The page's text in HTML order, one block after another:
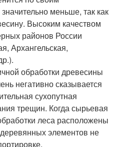
меньше, так как
Высоким качеством
районов России
Архангельская,
обработки древесины
негативно сказывается
сухопутная
трещин. Когда сырьевая
леса расположены
элементов не